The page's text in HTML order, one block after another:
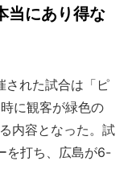
当にあり得な
れた試合は「ピ
に観客が緑色の
内容となった。試
を打ち、広島が6-